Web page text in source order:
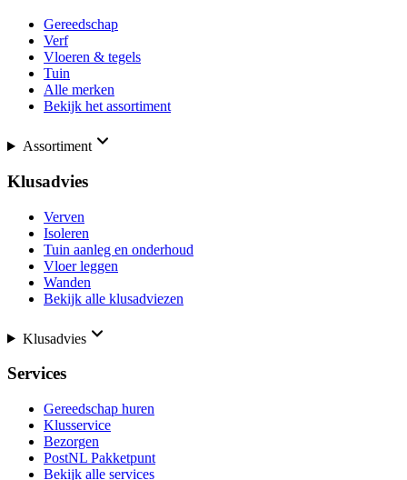
Gereedschap
Verf
Vloeren & tegels
Tuin
Alle merken
Bekijk het assortiment
Assortiment
Klusadvies
Verven
Isoleren
Tuin aanleg en onderhoud
Vloer leggen
Wanden
Bekijk alle klusadviezen
Klusadvies
Services
Gereedschap huren
Klusservice
Bezorgen
PostNL Pakketpunt
Bekijk alle services